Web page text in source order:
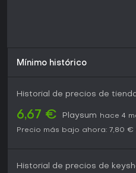
Mínimo histórico
Historial de precios de
6,67 € Playsum
hace 4
Precio más bajo ahora: 7,80 €
Historial de precios de